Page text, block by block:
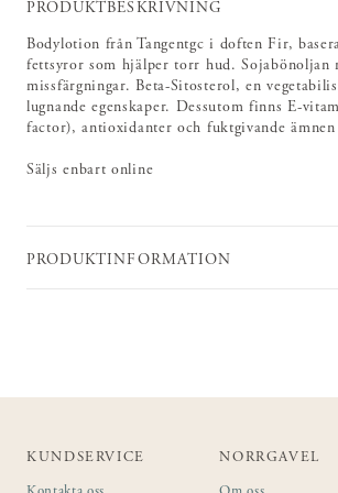
PRODUKTBESKRIVNING
Bodylotion från Tangentgc i doften Fir,
fettsyror som hjälper torr hud. Sojabönoljan
missfärgningar. Beta-Sitosterol, en
lugnande egenskaper. Dessutom finns E-
factor), antioxidanter och fuktgivande
Säljs enbart online
PRODUKTINFORMATION
KUNDSERVICE NORRGAVEL